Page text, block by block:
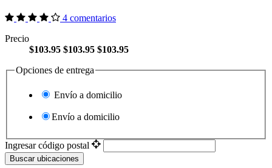
4 comentarios
Precio
$103.95 $103.95 $103.95
Opciones de entrega
Envío a domicilio
Envío a domicilio
Ingresar código postal
Buscar ubicaciones